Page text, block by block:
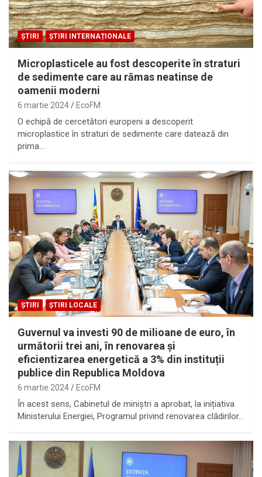
ȘTIRI ȘTIRI INTERNAȚIONALE
Microplasticele au fost descoperite în straturi
de sedimente care au rămas neatinse de
oamenii moderni
6 martie 2024 EcoFM
O echipă de cercetători europeni a descoperit
microplastice în straturi de sedimente care datează din
prima…
ȘTIRI ȘTIRI LOCALE
Guvernul va investi 90 de milioane de euro, în
următorii trei ani, în renovarea și
eficientizarea energetică a 3% din instituții
publice din Republica Moldova
6 martie 2024 EcoFM
În acest sens, Cabinetul de miniștri a aprobat, la inițiativa
Ministerului Energiei, Programul privind renovarea clădirilor…